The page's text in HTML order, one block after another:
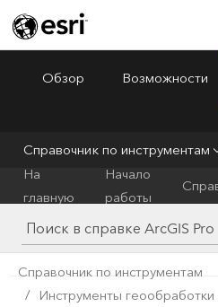
ArcGIS Pro
Обзор Возможности
Справочник по инструментам
На
главную
Начало
работы
Справочник по инструментам
Инструменты геообработки